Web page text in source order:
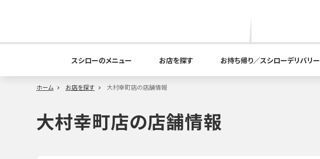
スシローのメニュー お店を探す お持ち帰り／スシローデリバリー
ホーム お店を探す 大村幸町店の店舗情報
大村幸町店の店舗情報